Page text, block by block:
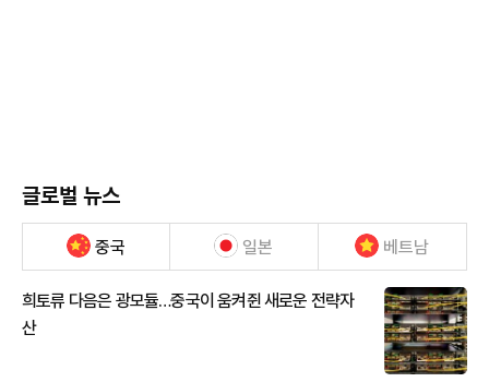
글로벌 뉴스
중국 일본 베트남
희토류 다음은 광모듈…중국이 움켜쥔 새로운 전략자
산